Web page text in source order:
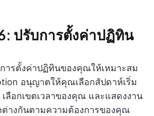
ปรับการตั้งค่าปฏิทิน
ารตั้งค่าปฏิทินของคุณให้เหมาะสม
อนุญาตให้คุณเลือกสัปดาห์เริ่ม
ลือกเขตเวลาของคุณ และแสดงงาน
างกันตามความต้องการของคุณ